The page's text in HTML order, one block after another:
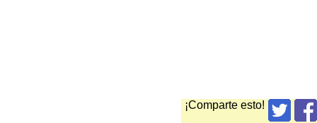
¡Comparte esto!